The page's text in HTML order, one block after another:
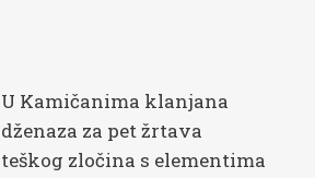
U Kamičanima klanjana
dženaza za pet žrtava
teškog zločina s elementima